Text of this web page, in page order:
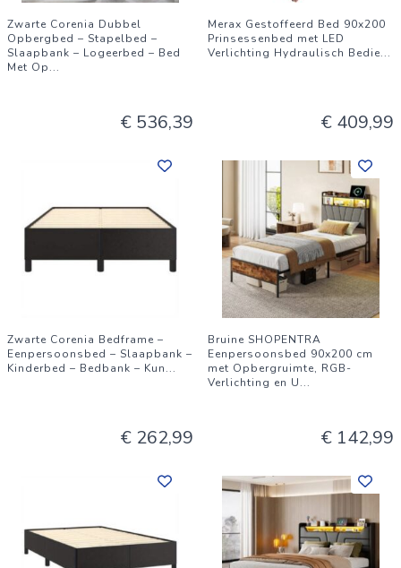
Zwarte Corenia Dubbel
Opbergbed – Stapelbed –
Slaapbank – Logeerbed – Bed
Met Op...
€ 536,39
Merax Gestoffeerd Bed 90x200
Prinsessenbed met LED
Verlichting Hydraulisch Bedie...
€ 409,99
Zwarte Corenia Bedframe –
Eenpersoonsbed – Slaapbank –
Kinderbed – Bedbank – Kun...
€ 262,99
Bruine SHOPENTRA
Eenpersoonsbed 90x200 cm
met Opbergruimte, RGB-
Verlichting en U...
€ 142,99